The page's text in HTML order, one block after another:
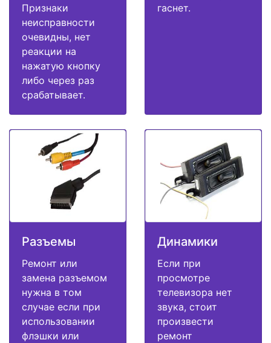
Признаки
неисправности
очевидны, нет
реакции на
нажатую кнопку
либо через раз
срабатывает.
гаснет.
Разъемы
Ремонт или
замена разъемом
нужна в том
случае если при
использовании
флэшки или
Динамики
Если при
просмотре
телевизора нет
звука, стоит
произвести
ремонт